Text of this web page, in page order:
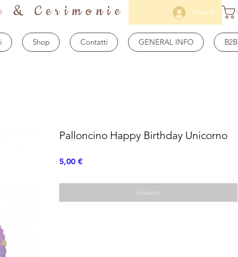
& Cerimonie Accedi
Shop Contatti GENERAL INFO B2B
Palloncino Happy Birthday Unicorno
5,00 €Prezzo
Esaurito